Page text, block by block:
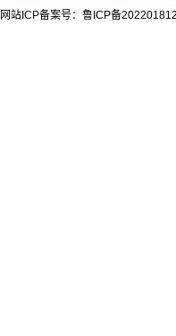
网站ICP备案号： 鲁ICP备